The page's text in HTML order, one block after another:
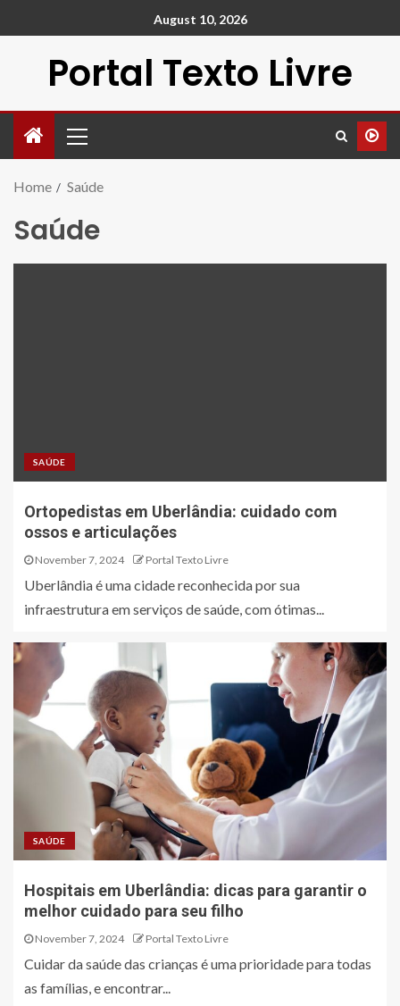
August 10, 2026
Portal Texto Livre
Home Saúde
Saúde
SAÚDE
Ortopedistas em Uberlândia: cuidado com
ossos e articulações
November 7, 2024 Portal Texto Livre
Uberlândia é uma cidade reconhecida por sua
infraestrutura em serviços de saúde, com ótimas...
SAÚDE
Hospitais em Uberlândia: dicas para garantir o
melhor cuidado para seu filho
November 7, 2024 Portal Texto Livre
Cuidar da saúde das crianças é uma prioridade para todas
as famílias, e encontrar...